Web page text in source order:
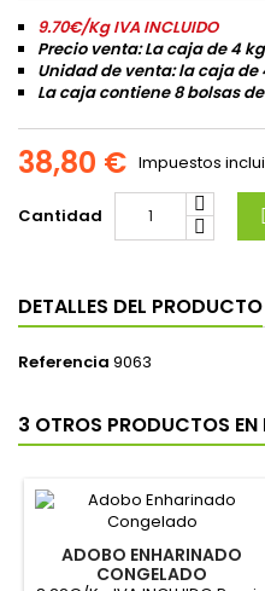
9.70€/Kg IVA INCLUIDO
Precio venta: La caja de 4
Unidad de venta: la caja de
La caja contiene 8 bolsas
38,80 € Impuestos
Cantidad
DETALLES DEL PRODUCTO
Referencia 9063
3 OTROS PRODUCTOS
ADOBO ENHARINADO
CONGELADO